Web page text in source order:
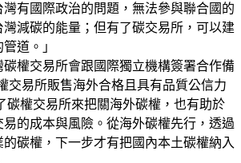
有國際政治的問題，無法參與聯合國的
減碳的能量；但有了碳交易所，可以建
道。」
權交易所會跟國際獨立機構簽署合作備
交易所販售海外合格且具有品質公信力
碳權交易所來把關海外碳權，也有助於
易的成本與風險。從海外碳權先行，透過
碳權，下一步才有把國內本土碳權納入